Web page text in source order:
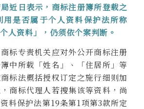
近日表示，商标注册簿所登载之
用是否属于个人资料保护法所称
人资料」，仍须依个案判断。
标专责机关应对外公开商标注册
中所载「姓名」、「住居所」等
标法概括授权订定之施行细则加
商标代理人若搜集该等资料，尚
料保护法第19条第1项第3款所定